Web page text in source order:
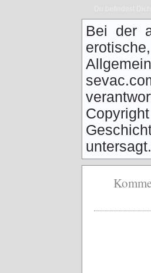
Bei der
untersagt.